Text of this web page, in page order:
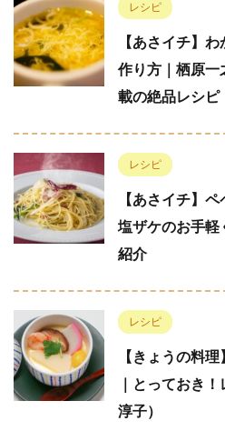
レシピ
【あさイチ】
作り方｜栖原一
載の絶品レシピ
レシピ
【あさイチ】
塩ザケのお手軽
紹介
レシピ
【きょうの料
｜とっておき
淳子）